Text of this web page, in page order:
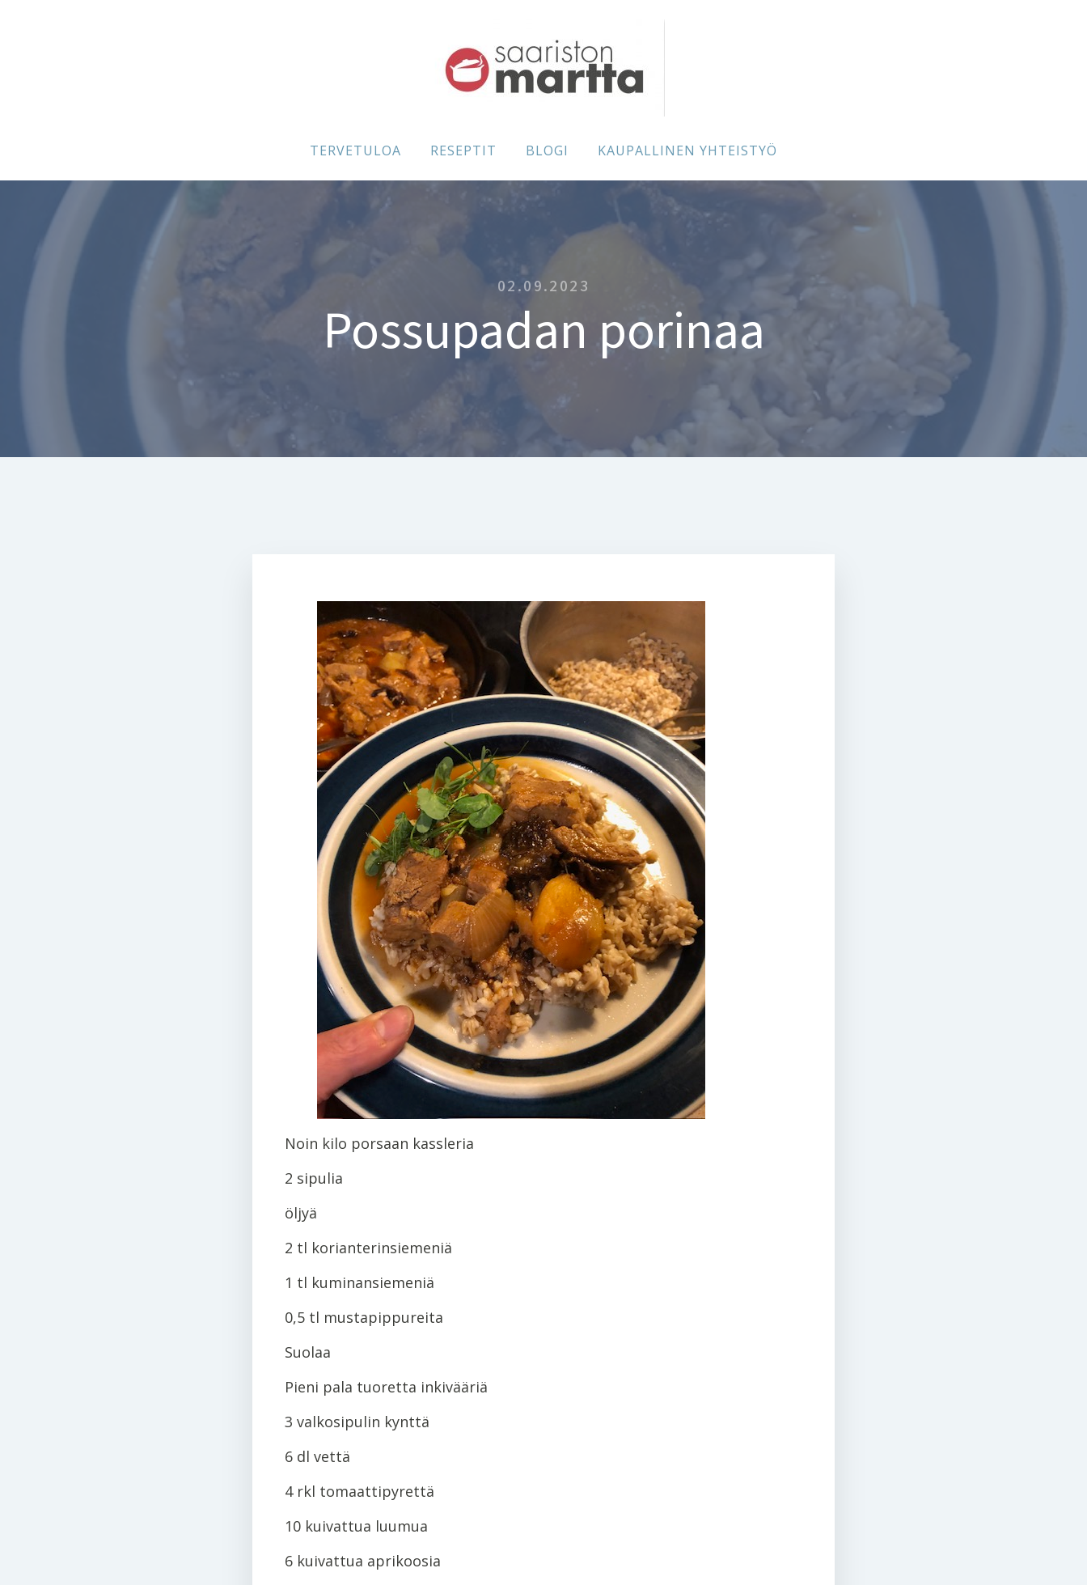
TERVETULOA RESEPTIT BLOGI KAUPALLINEN YHTEISTYÖ
02.09.2023
Possupadan porinaa
Noin kilo porsaan kassleria
2 sipulia
öljyä
2 tl korianterinsiemeniä
1 tl kuminansiemeniä
0,5 tl mustapippureita
Suolaa
Pieni pala tuoretta inkivääriä
3 valkosipulin kynttä
6 dl vettä
4 rkl tomaattipyrettä
10 kuivattua luumua
6 kuivattua aprikoosia